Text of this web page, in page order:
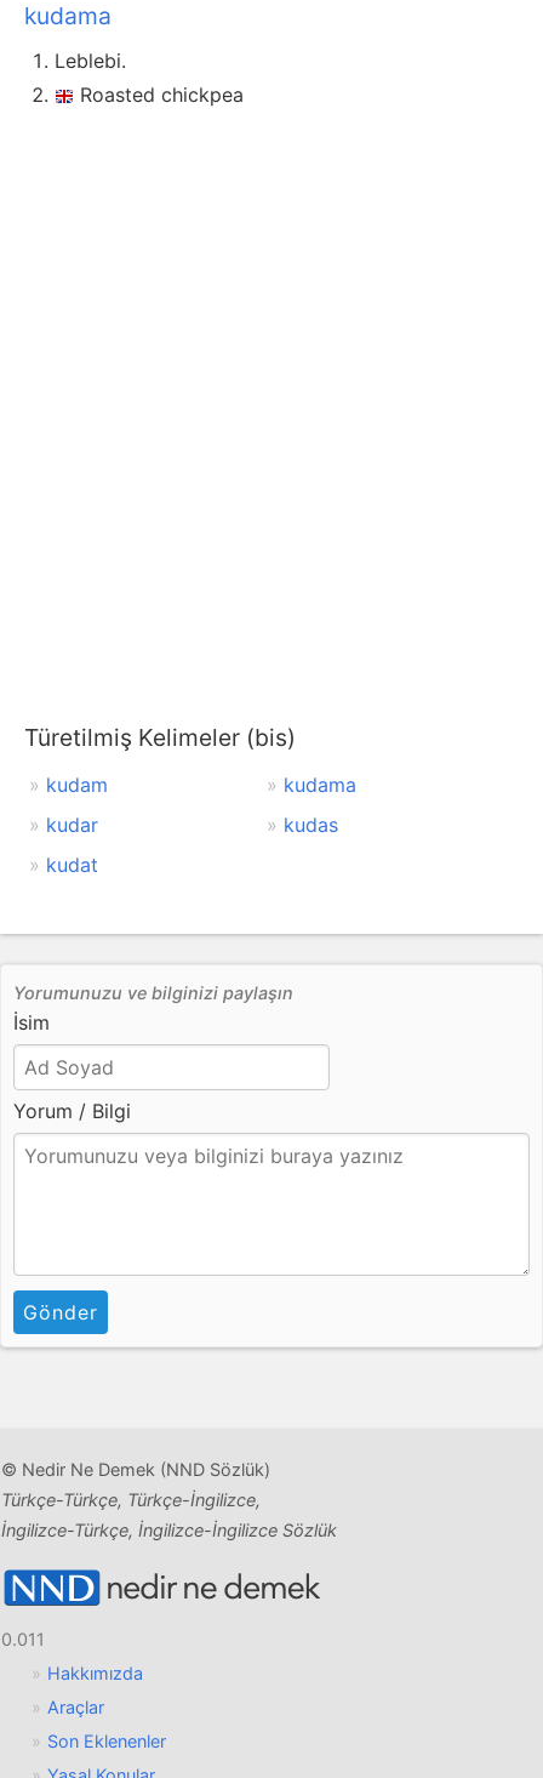
kudama
Leblebi.
Roasted chickpea
Türetilmiş Kelimeler (bis)
kudam
kudama
kudar
kudas
kudat
Yorumunuzu ve bilginizi paylaşın
İsim
Yorum / Bilgi
Gönder
© Nedir Ne Demek (NND Sözlük)
Türkçe-Türkçe, Türkçe-İngilizce,
İngilizce-Türkçe, İngilizce-İngilizce Sözlük
0.011
Hakkımızda
Araçlar
Son Eklenenler